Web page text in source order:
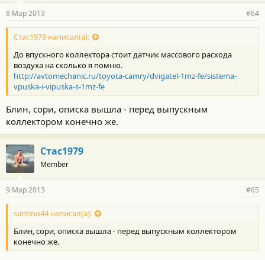
8 Мар 2013 #64
Стас1979 написал(а):
До впускного коллектора стоит датчик массового расхода
воздуха на сколько я помню.
http://avtomechanic.ru/toyota-camry/dvigatel-1mz-fe/sistema-
vpuska-i-vipuska-s-1mz-fe
Блин, сори, описка вышла - перед выпускным
коллектором конечно же.
Стас1979
Member
9 Мар 2013 #65
santino44 написал(а):
Блин, сори, описка вышла - перед выпускным коллектором
конечно же.